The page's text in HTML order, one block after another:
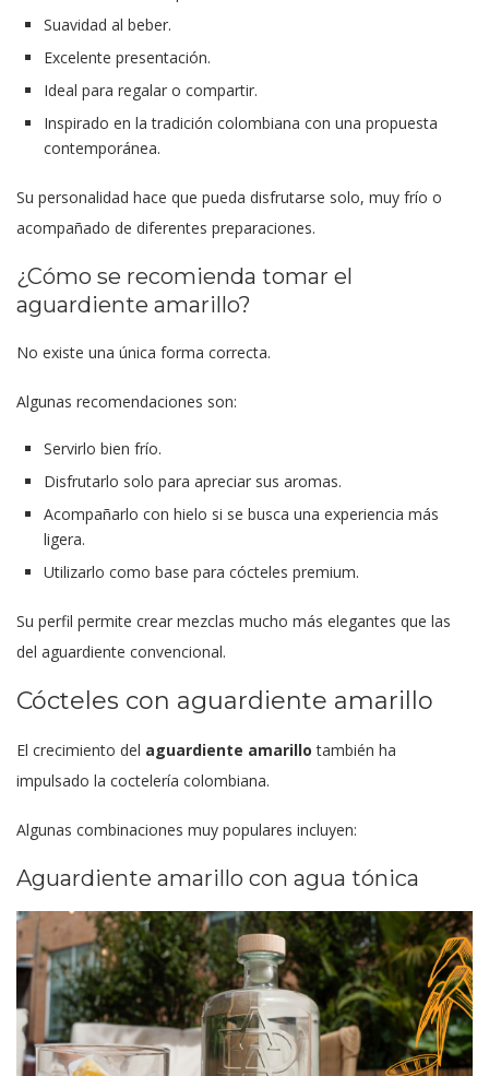
Suavidad al beber.
Excelente presentación.
Ideal para regalar o compartir.
Inspirado en la tradición colombiana con una propuesta
contemporánea.
Su personalidad hace que pueda disfrutarse solo, muy frío o
acompañado de diferentes preparaciones.
¿Cómo se recomienda tomar el
aguardiente amarillo?
No existe una única forma correcta.
Algunas recomendaciones son:
Servirlo bien frío.
Disfrutarlo solo para apreciar sus aromas.
Acompañarlo con hielo si se busca una experiencia más
ligera.
Utilizarlo como base para cócteles premium.
Su perfil permite crear mezclas mucho más elegantes que las
del aguardiente convencional.
Cócteles con aguardiente amarillo
El crecimiento del aguardiente amarillo también ha
impulsado la coctelería colombiana.
Algunas combinaciones muy populares incluyen:
Aguardiente amarillo con agua tónica